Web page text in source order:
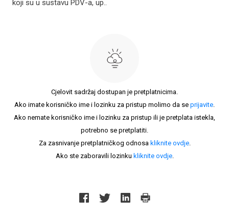
koji su u sustavu PDV-a, up..
Cjelovit sadržaj dostupan je pretplatnicima.
Ako imate korisničko ime i lozinku za pristup molimo da se prijavite.
Ako nemate korisničko ime i lozinku za pristup ili je pretplata istekla,
potrebno se pretplatiti.
Za zasnivanje pretplatničkog odnosa kliknite ovdje.
Ako ste zaboravili lozinku kliknite ovdje.